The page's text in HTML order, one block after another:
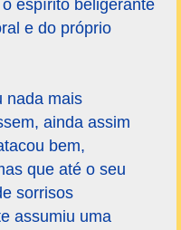
espírito beligerante
e do próprio
nada mais
ainda assim
bem,
que até o seu
sorrisos
assumiu uma